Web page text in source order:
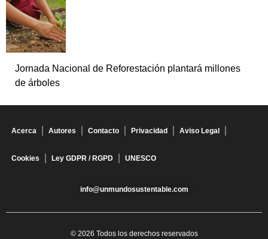
Jornada Nacional de Reforestación plantará millones
de árboles
Acerca Autores Contacto Privacidad Aviso Legal
Cookies Ley GDPR / RGPD UNESCO
info@unmundosustentable.com
© 2026 Todos los derechos reservados